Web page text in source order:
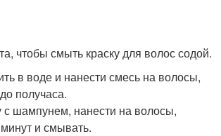
чтобы смыть краску для волос содой.
в воде и нанести смесь на волосы,
получаса.
шампунем, нанести на волосы,
и смывать.